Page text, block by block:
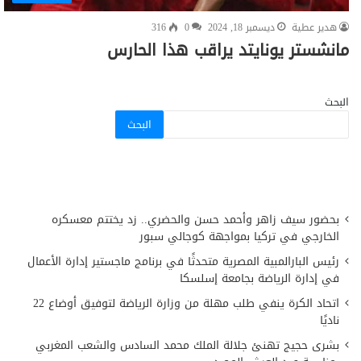
هدير عطية
ديسمبر 18, 2024 0
316
مانشستر يونايتد يراقب هذا الحارس
البحث
البحث
بحضور سيف زاهر وأحمد حسن والحضري.. زد يختتم معسكره
الخارجي في تركيا بمواجهة كوجالي سبور
رئيس البارالمبية المصرية متحدثًا في برنامج ماجستير إدارة الأعمال
في إدارة الرياضة بجامعة إسلسكا
اتحاد الكرة ينفي طلب مهلة من وزارة الرياضة لتوفيق أوضاع 22
ناديًا
بشرى حجيج تهنئ جلالة الملك محمد السادس والشعب المغربي